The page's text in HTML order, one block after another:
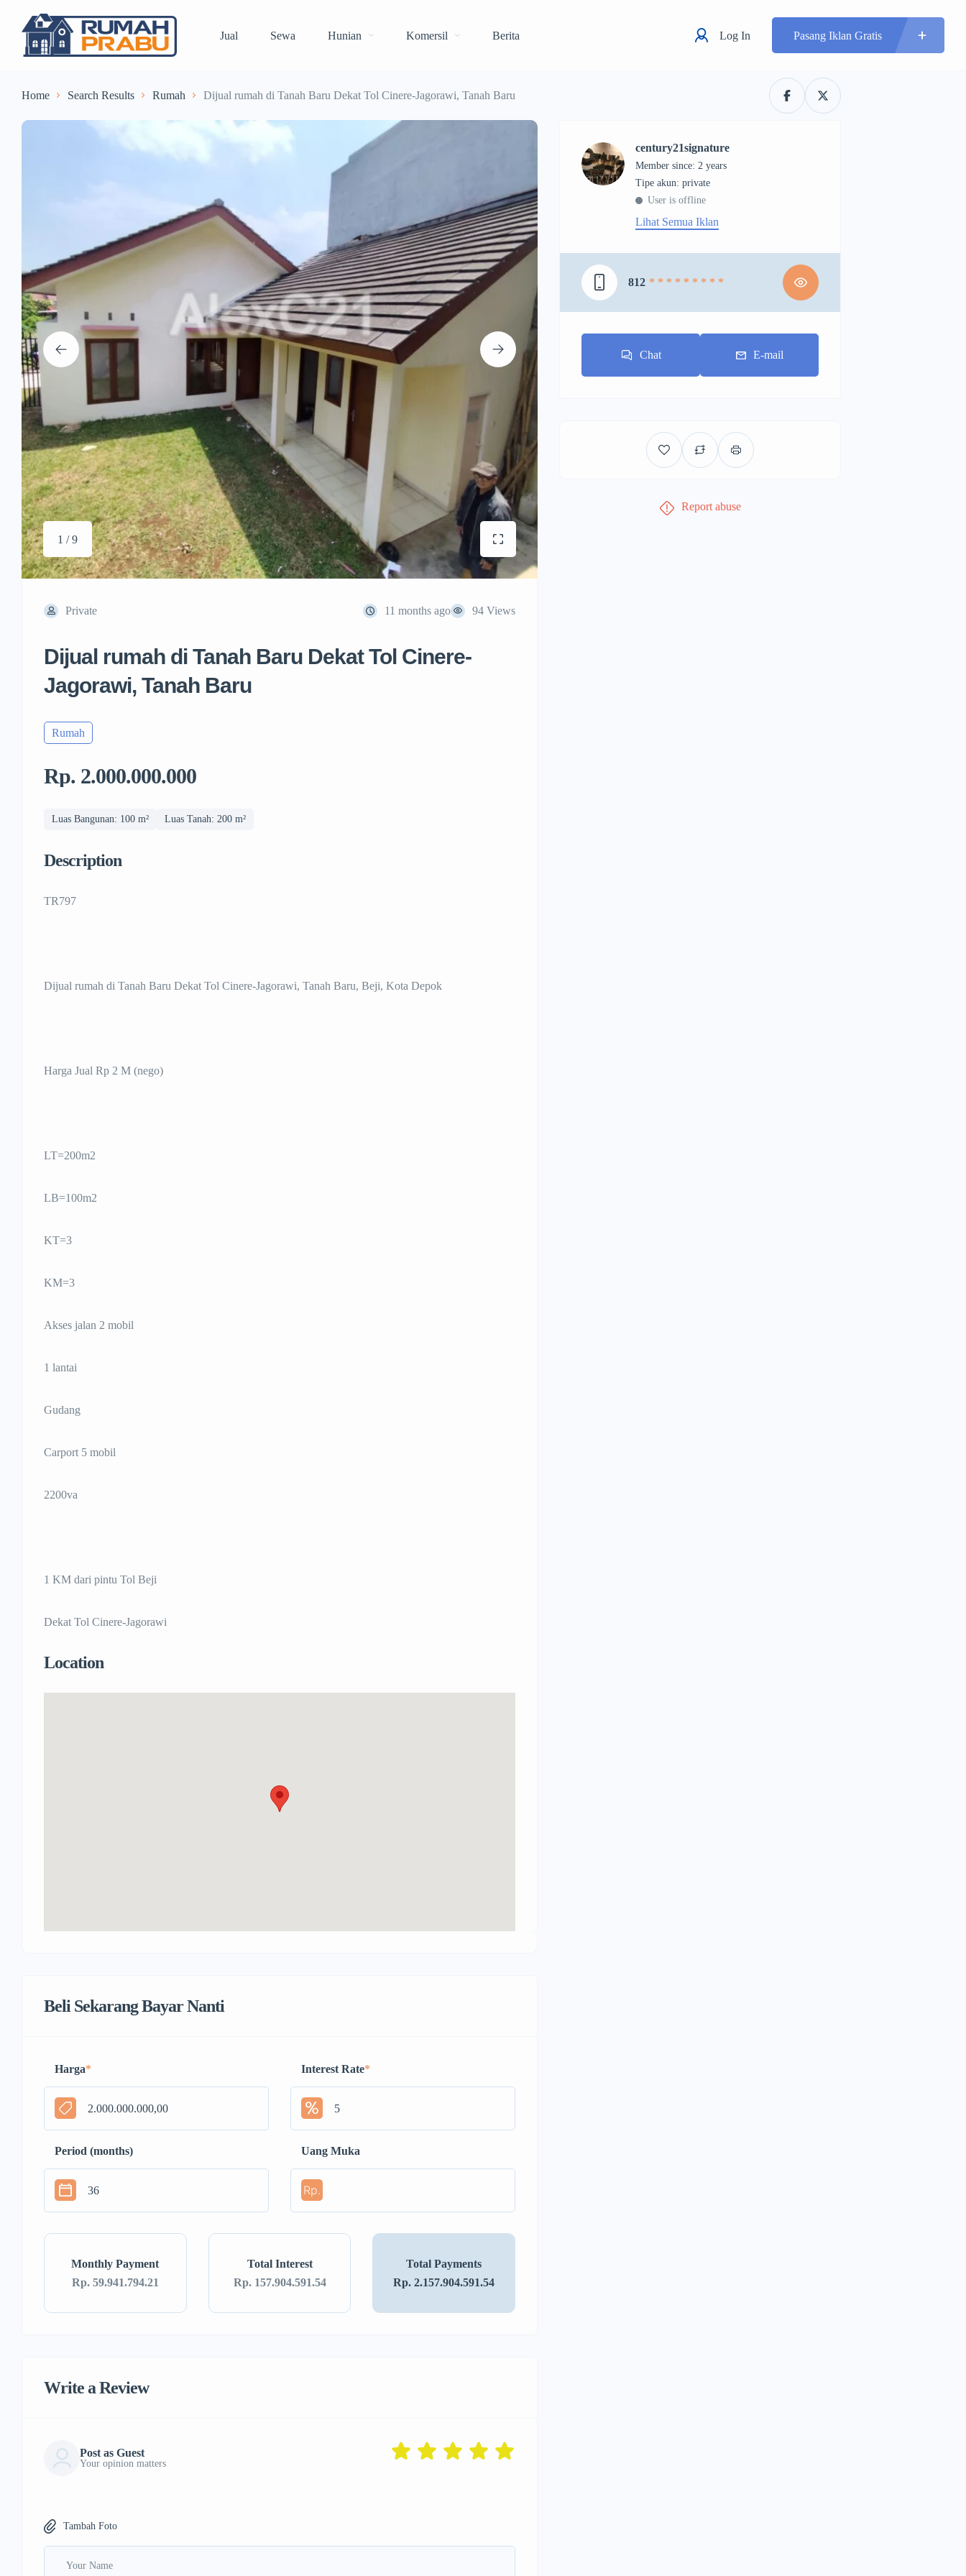
Jual Sewa Hunian Komersil Berita Log In Pasang Iklan Gratis
Home Search Results Rumah Dijual rumah di Tanah Baru Dekat Tol Cinere-Jagorawi, Tanah Baru
1 / 9
Private 11 months ago 94 Views
Dijual rumah di Tanah Baru Dekat Tol Cinere-
Jagorawi, Tanah Baru
Rumah
Rp. 2.000.000.000
Luas Bangunan: 100 m² Luas Tanah: 200 m²
Description
TR797
Dijual rumah di Tanah Baru Dekat Tol Cinere-Jagorawi, Tanah Baru, Beji, Kota Depok
Harga Jual Rp 2 M (nego)
LT=200m2
LB=100m2
KT=3
KM=3
Akses jalan 2 mobil
1 lantai
Gudang
Carport 5 mobil
2200va
1 KM dari pintu Tol Beji
Dekat Tol Cinere-Jagorawi
Location
Beli Sekarang Bayar Nanti
Harga* Interest Rate*
Period (months) Uang Muka
Rp.
Monthly Payment
Rp. 59.941.794.21
Total Interest
Rp. 157.904.591.54
Total Payments
Rp. 2.157.904.591.54
Write a Review
Post as Guest
Your opinion matters
Tambah Foto
century21signature
Member since: 2 years
tipe akun: private
User is offline
Lihat Semua Iklan
812 * * * * * * * * *
Chat E-mail
Report abuse